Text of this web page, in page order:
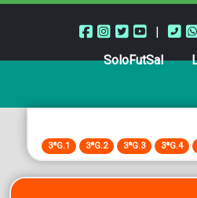
|
SoloFutSal
3ªG.1 3ªG.2 3ªG.3 3ªG.4